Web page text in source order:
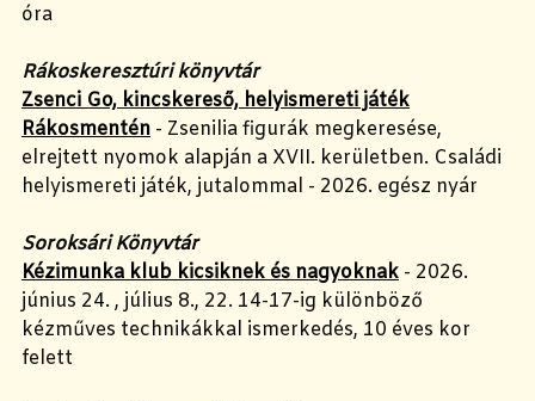
óra
Rákoskeresztúri könyvtár
Zsenci Go, kincskereső, helyismereti játék
Rákosmentén - Zsenilia figurák megkeresése,
elrejtett nyomok alapján a XVII. kerületben. Családi
helyismereti játék, jutalommal - 2026. egész nyár
Soroksári Könyvtár
Kézimunka klub kicsiknek és nagyoknak - 2026.
június 24. , július 8., 22. 14-17-ig különböző
kézműves technikákkal ismerkedés, 10 éves kor
felett